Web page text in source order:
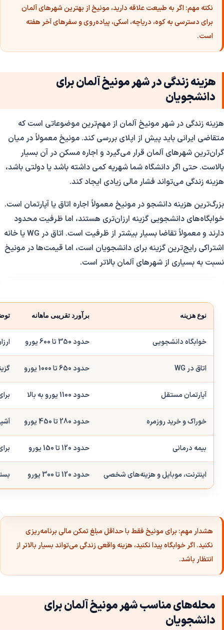
نکته مهم:اگر به طبیعت علاقه دارید، مونیخ از بهترین شهرهای آلمان
برای دسترسی به کوه، دریاچه، اسکی، پیاده‌روی و سفرهای آخر هفته
است.
هزینه زندگی در شهر مونیخ آلمان برای
دانشجویان
هزینه زندگی در شهر مونیخ آلمان از مهم‌ترین موضوعاتی است که
متقاضی ایرانی باید پیش از اپلای بررسی کند. مونیخ معمولاً در میان
گران‌ترین شهرهای آلمان قرار می‌گیرد و اجاره مسکن در آن بسیار
بالاست. حتی اگر دانشگاه شما شهریه کمی داشته باشد یا دولتی باشد،
هزینه زندگی می‌تواند فشار مالی زیادی ایجاد کند.
بزرگ‌ترین هزینه دانشجو در مونیخ معمولاً اجاره اتاق یا آپارتمان است.
خوابگاه‌های دانشجویی گزینه ارزان‌تری هستند، اما ظرفیت محدود
دارند و معمولاً تقاضا بسیار بیشتر از ظرفیت است. اتاق در WG یا خانه
اشتراکی رایج‌ترین گزینه برای دانشجویان است، اما قیمت‌ها در مونیخ
نسبت به بسیاری از شهرهای آلمان بالاتر است.
نوع هزینه برآورد تقریبی ماهانه
خوابگاه دانشجویی حدود 350 تا 600 یورو
اتاق در WG حدود 650 تا 1000 یورو
آپارتمان مستقل حدود 1100 یورو به بالا
خوراک و خرید روزمره حدود 280 تا 450 یورو
بیمه درمانی حدود 120 تا 150 یورو
اینترنت، موبایل و هزینه‌های شخصی حدود 120 تا 300 یورو
هشدار مهم: برای مونیخ فقط با حداقل مبلغ تمکن مالی برنامه‌ریزی
نکنید. اگر خوابگاه پیدا نکنید، هزینه واقعی زندگی می‌تواند بسیار بالاتر از
انتظار باشد.
محله‌های مناسب شهر مونیخ آلمان برای
دانشجویان